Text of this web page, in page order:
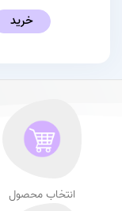
خرید
انتخاب محصول